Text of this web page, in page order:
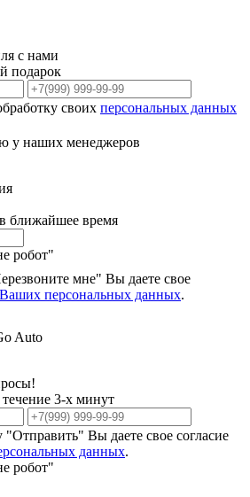
с нами
подарок
своих персональных данных
у наших менеджеров
ближайшее время
робот"
мне" Вы даете свое
персональных данных.
3-х минут
Вы даете свое согласие
данных.
робот"